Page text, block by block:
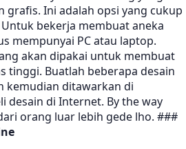
grafis. Ini adalah opsi yang cukup
bekerja membuat aneka
mempunyai PC atau laptop.
akan dipakai untuk membuat
tinggi. Buatlah beberapa desain
kemudian ditawarkan di
desain di Internet. By the way
orang luar lebih gede lho. ###